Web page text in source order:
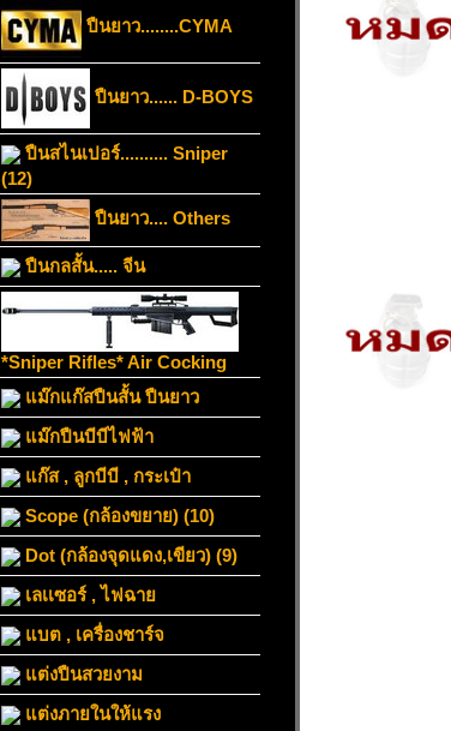
ปืนยาว........CYMA
ปืนยาว...... D-BOYS
ปืนสไนเปอร์.......... Sniper
(12)
ปืนยาว.... Others
ปืนกลสั้น..... จีน
*Sniper Rifles* Air Cocking
แม๊กแก๊สปืนสั้น ปืนยาว
แม๊กปืนบีบีไฟฟ้า
แก๊ส , ลูกบีบี , กระเป๋า
Scope (กล้องขยาย) (10)
Dot (กล้องจุดแดง,เขียว) (9)
เลเเซอร์ , ไฟฉาย
แบต , เครื่องชาร์จ
แต่งปืนสวยงาม
แต่งภายในให้แรง